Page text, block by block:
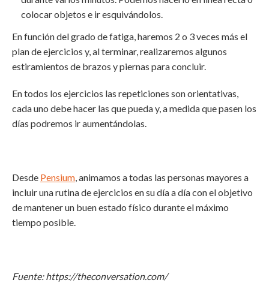
colocar objetos e ir esquivándolos.
En función del grado de fatiga, haremos 2 o 3 veces más el
plan de ejercicios y, al terminar, realizaremos algunos
estiramientos de brazos y piernas para concluir.
En todos los ejercicios las repeticiones son orientativas,
cada uno debe hacer las que pueda y, a medida que pasen los
días podremos ir aumentándolas.
Desde Pensium , animamos a todas las personas mayores a
incluir una rutina de ejercicios en su día a día con el objetivo
de mantener un buen estado físico durante el máximo
tiempo posible.
Fuente: https://theconversation.com/